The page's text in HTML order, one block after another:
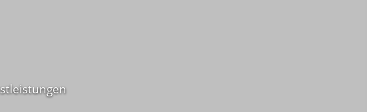
Wie ist das bei Ihnen ?